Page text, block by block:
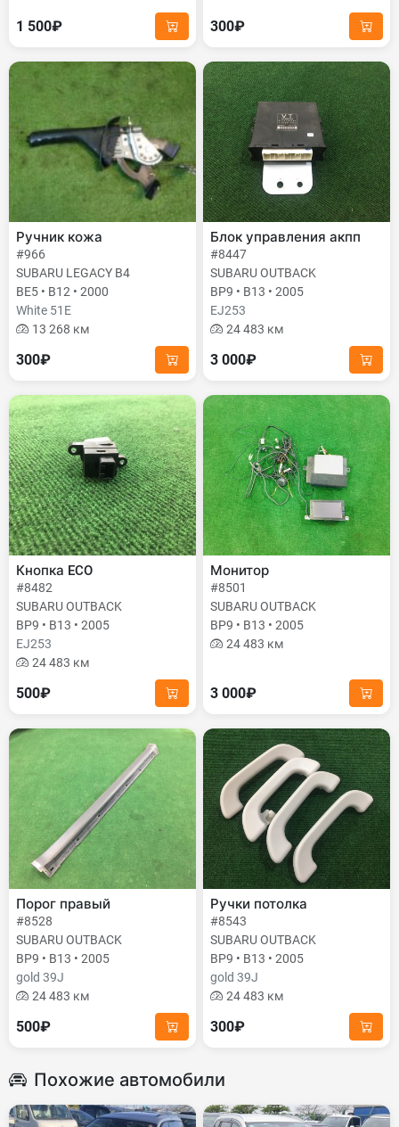
1 500₽ 300₽
Ручник кожа
#966
SUBARU LEGACY B4
BE5 • B12 • 2000
White 51E
13 268 км
300₽
Блок управления акпп
#8447
SUBARU OUTBACK
BP9 • B13 • 2005
EJ253
24 483 км
3 000₽
Кнопка ECO
#8482
SUBARU OUTBACK
BP9 • B13 • 2005
EJ253
24 483 км
500₽
Монитор
#8501
SUBARU OUTBACK
BP9 • B13 • 2005
24 483 км
3 000₽
Порог правый
#8528
SUBARU OUTBACK
BP9 • B13 • 2005
gold 39J
24 483 км
500₽
Ручки потолка
#8543
SUBARU OUTBACK
BP9 • B13 • 2005
gold 39J
24 483 км
300₽
Похожие автомобили